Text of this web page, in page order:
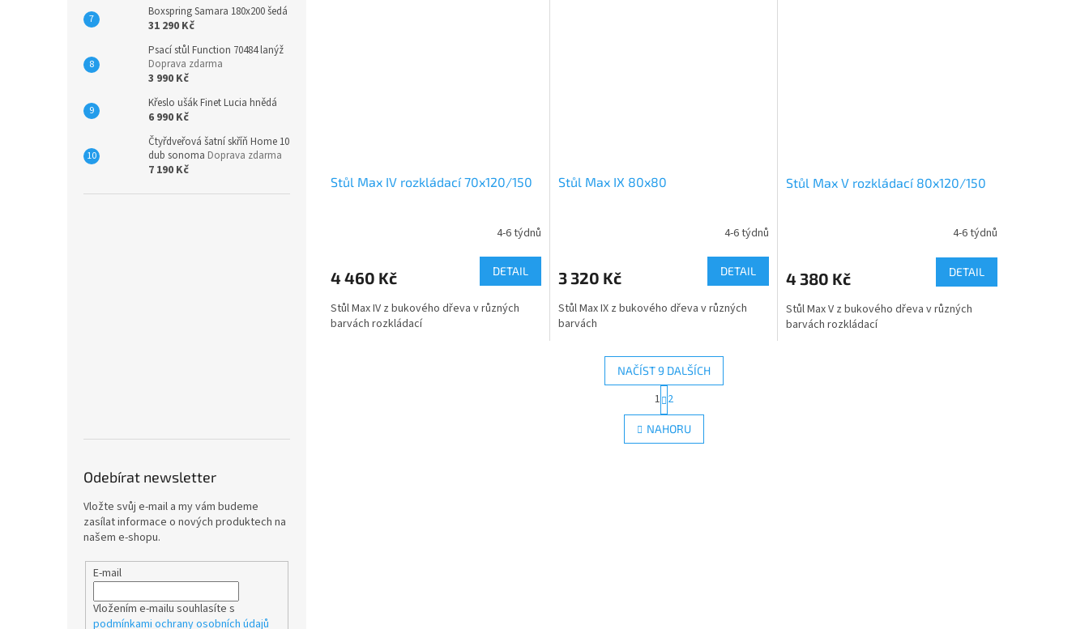
Boxspring Samara 180x200 šedá
31 290 Kč
Psací stůl Function 70484 lanýž
Doprava zdarma
3 990 Kč
Křeslo ušák Finet Lucia hnědá
6 990 Kč
Čtyřdveřová šatní skříň Home 10
dub sonoma Doprava zdarma
7 190 Kč
Odebírat newsletter
Vložte svůj e-mail a my vám budeme
zasílat informace o nových produktech na
našem e-shopu.
E-mail
Vložením e-mailu souhlasíte s
podmínkami ochrany osobních údajů
Stůl Max IV rozkládací 70x120/150
4-6 týdnů
4 460 Kč DETAIL
Stůl Max IV z bukového dřeva v různých
barvách rozkládací
Stůl Max IX 80x80
4-6 týdnů
3 320 Kč DETAIL
Stůl Max IX z bukového dřeva v různých
barvách
Stůl Max V rozkládací 80x120/150
4-6 týdnů
4 380 Kč DETAIL
Stůl Max V z bukového dřeva v různých
barvách rozkládací
O
v
l
NAČÍST 9 DALŠÍCH
S
t
r
á
n
1 2
NAHORU